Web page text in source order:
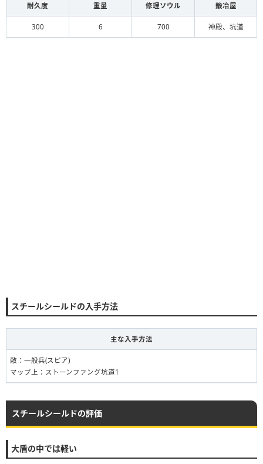
耐久度 重量 修理ソウル 鍛冶屋
300 6 700 神殿、坑道
スチールシールドの入手方法
主な入手方法
敵：一般兵(スピア)
マップ上：ストーンファング坑道1
スチールシールドの評価
大盾の中では軽い